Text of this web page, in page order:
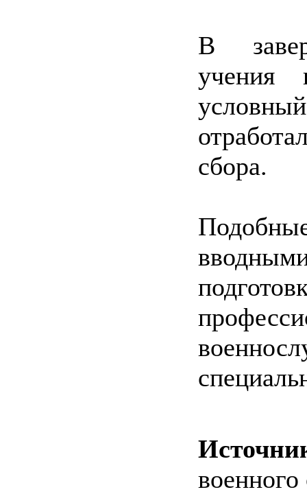
В
учения
сбора.
военного